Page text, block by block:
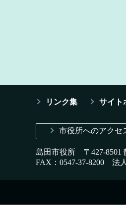
リンク集 サイト
市役所へのアクセ
島田市役所 〒427-8501
FAX：0547-37-8200 法